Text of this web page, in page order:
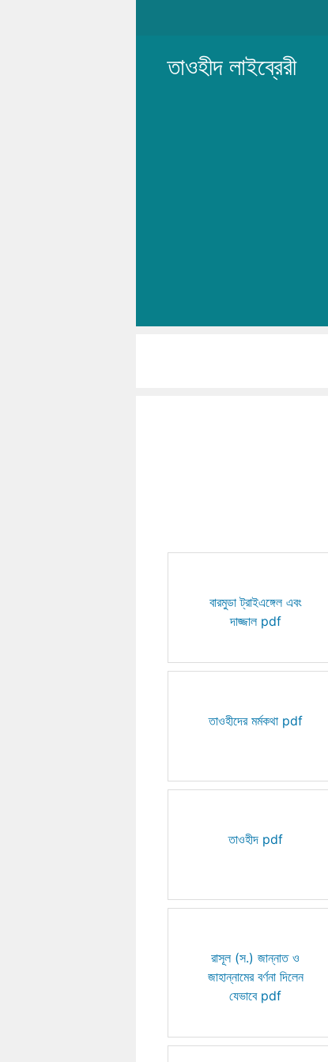
তাওহীদ লাইব্রেরী
বারমুডা ট্রাইএঙ্গেল এবং
দাজ্জাল pdf
তাওহীদের মর্মকথা pdf
তাওহীদ pdf
রাসূল (স.) জান্নাত ও
জাহান্নামের বর্ণনা দিলেন
যেভাবে pdf